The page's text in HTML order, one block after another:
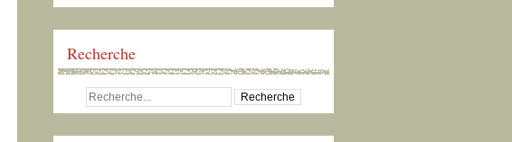
Recherche